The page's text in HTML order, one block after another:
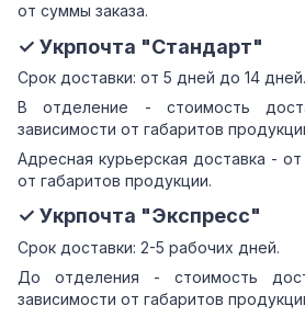
от суммы заказа.
✓ Укрпочта "Стандарт"
Срок доставки: от 5 дней до 14 дней.
В отделение - стоимость
зависимости от габаритов
Адресная курьерская доставка -
от габаритов продукции.
✓ Укрпочта "Экспресс"
Срок доставки: 2-5 рабочих дней.
До отделения - стоимость
зависимости от габаритов